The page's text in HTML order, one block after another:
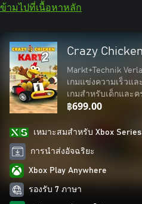
ข้ามไปที่เนื้อหาหลัก
Crazy
Markt+Technik
เกมแข่งความเร็วแ
เกมสำหรับเด็กและค
฿699.00
เหมาะสมสําหรับ Xbox Series
การนำส่งอัจฉริยะ
Xbox Play Anywhere
รองรับ 7 ภาษา